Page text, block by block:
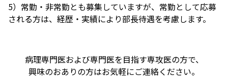
5）常勤・非常勤とも募集していますが、常勤として応募
される方は、経歴・実績により部長待遇を考慮します。
病理専門医および専門医を目指す専攻医の方で、
興味のおありの方はお気軽にご連絡ください。